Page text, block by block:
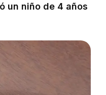
un niño de 4 años